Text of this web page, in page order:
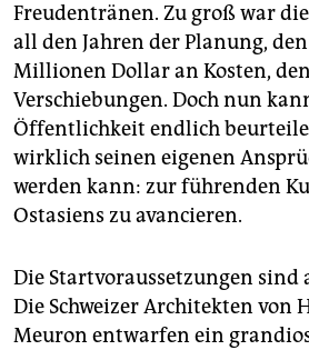
genossenschaft
epaper login
Freudentränen. Zu groß war
all den Jahren der Planung,
Millionen Dollar an Kosten,
Verschiebungen. Doch nun
Öffentlichkeit endlich
wirklich seinen eigenen
werden kann: zur führenden
Ostasiens zu avancieren.
Die Startvoraussetzungen sind
Die Schweizer Architekten von
Meuron entwarfen ein